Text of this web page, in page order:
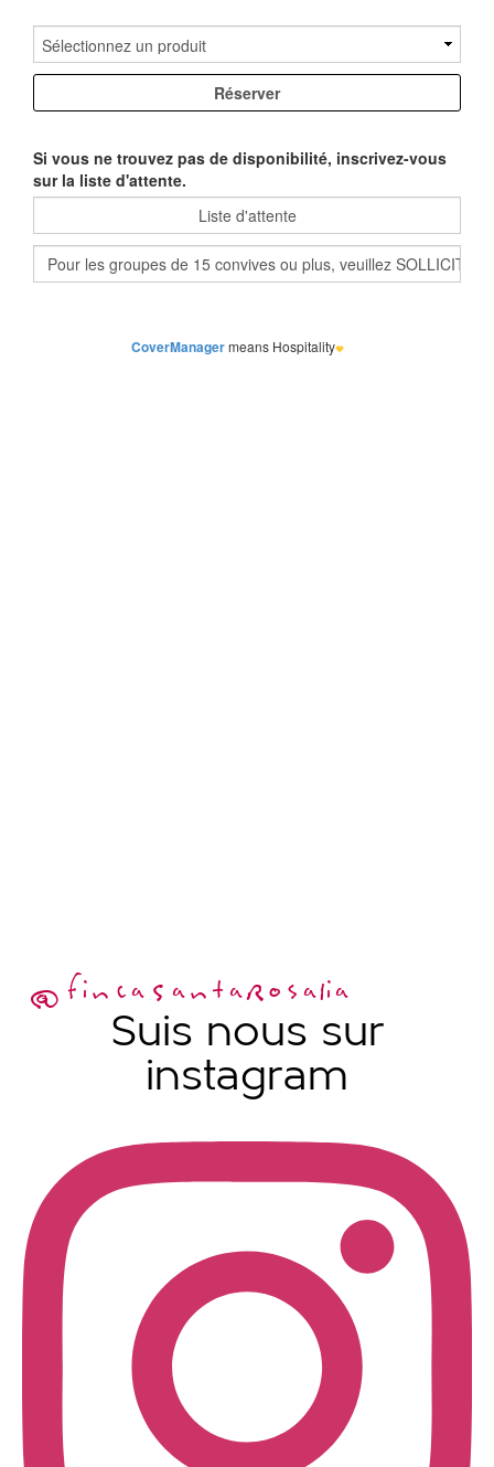
@fincaSantaRosalia
Suis nous sur
instagram